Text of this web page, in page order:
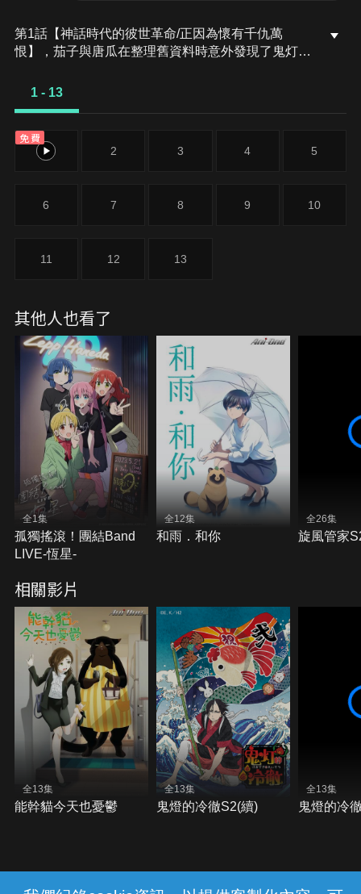
第1話【神話時代的彼世革命/正因為懷有千仇萬
恨】，茄子與唐瓜在整理舊資料時意外發現了鬼灯擔
過去還是人類之子時的往事，同時彼世從黃泉到變成
於是要求鬼灯重新設計。對於柱子上的這些亡者懷抱
深仇大恨的鬼灯最後想出的新點子是…？
1 - 13
免費
1 2 3 4 5
6 7 8 9 10
11 12 13
其他人也看了
全1集
孤獨搖滾！團結Band
LIVE-恆星-
全12集
和雨．和你
全26集
旋風管家
相關影片
全13集
能幹貓今天也憂鬱
全13集
鬼燈的冷徹S2(續)
全13集
鬼燈的冷